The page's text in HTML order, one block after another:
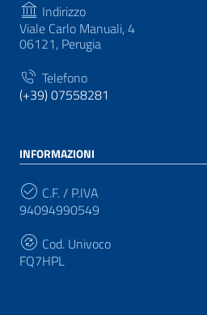
Indirizzo
Viale Carlo Manuali, 4
06121, Perugia
Telefono
(+39) 07558281
INFORMAZIONI
C.F. / P.IVA
94094990549
Cod. Univoco
FQ7HPL